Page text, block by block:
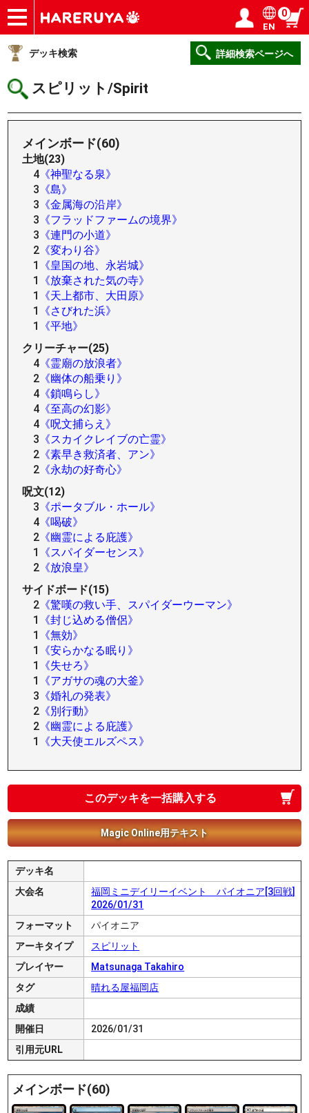
ショップ
買取
記事
デッキ検索
デッキ構築
選手一覧
店舗一覧
イベント
ヘルプ
お問い合わせ ログイン／会員登録
EN
0
デッキ検索 詳細検索ページへ
スピリット/Spirit
メインボード(60)
土地(23)
4 《神聖なる泉》
3 《島》
3 《金属海の沿岸》
3 《フラッドファームの境界》
3 《連門の小道》
2 《変わり谷》
1
《皇国の地、永岩城》
1
《放棄された気の寺》
1
《天上都市、大田原》
1
《さびれた浜》
1
《平地》
クリーチャー(25)
4 《霊廟の放浪者》
2 《幽体の船乗り》
4 《鎖鳴らし》
4 《至高の幻影》
4 《呪文捕らえ》
3 《スカイクレイブの亡霊》
2 《素早き救済者、アン》
2 《永劫の好奇心》
呪文(12)
3 《ポータブル・ホール》
4 《喝破》
2 《幽霊による庇護》
1
《スパイダーセンス》
2 《放浪皇》
サイドボード(15)
2 《驚嘆の救い手、スパイダーウーマン》
1
《封じ込める僧侶》
1
《無効》
1
《安らかなる眠り》
1
《失せろ》
1
《アガサの魂の大釜》
3 《婚礼の発表》
2 《別行動》
2 《幽霊による庇護》
1
《大天使エルズペス》
このデッキを一括購入する
Magic Online用テキスト
デッキ名
大会名
福岡ミニデイリーイベント パイオニア[3回戦]
2026/01/31
フォーマット
パイオニア
アーキタイプ
スピリット
プレイヤー
Matsunaga Takahiro
タグ
晴れる屋福岡店
成績
開催日
2026/01/31
引用元URL
メインボード(60)